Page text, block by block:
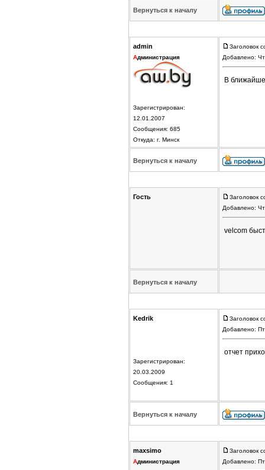
Вернуться к началу
admin
Администрация
Зарегистрирован:
12.01.2007
Сообщения: 685
Откуда: г. Минск
Заголовок
Добавлено:
В
Вернуться к началу
Гость
Заголовок
Добавлено:
velcom
Вернуться к началу
Kedrik
Зарегистрирован:
20.03.2009
Сообщения: 1
Заголовок
Добавлено:
отчет
Вернуться к началу
maxsimo
Администрация
Заголовок
Добавлено: